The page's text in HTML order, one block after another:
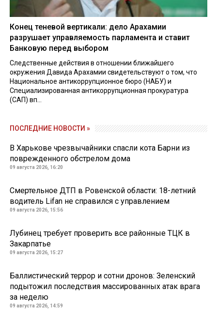
Конец теневой вертикали: дело Арахамии
разрушает управляемость парламента и ставит
Банковую перед выбором
Следственные действия в отношении ближайшего
окружения Давида Арахамии свидетельствуют о том, что
Национальное антикоррупционное бюро (НАБУ) и
Специализированная антикоррупционная прокуратура
(САП) вп...
ПОСЛЕДНИЕ НОВОСТИ »
В Харькове чрезвычайники спасли кота Барни из
поврежденного обстрелом дома
09 августа 2026, 16:20
Смертельное ДТП в Ровенской области: 18-летний
водитель Lifan не справился с управлением
09 августа 2026, 15:56
Лубинец требует проверить все районные ТЦК в
Закарпатье
09 августа 2026, 15:27
Баллистический террор и сотни дронов: Зеленский
подытожил последствия массированных атак врага
за неделю
09 августа 2026, 14:59